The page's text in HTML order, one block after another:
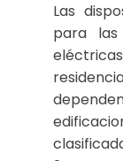
Las
para las